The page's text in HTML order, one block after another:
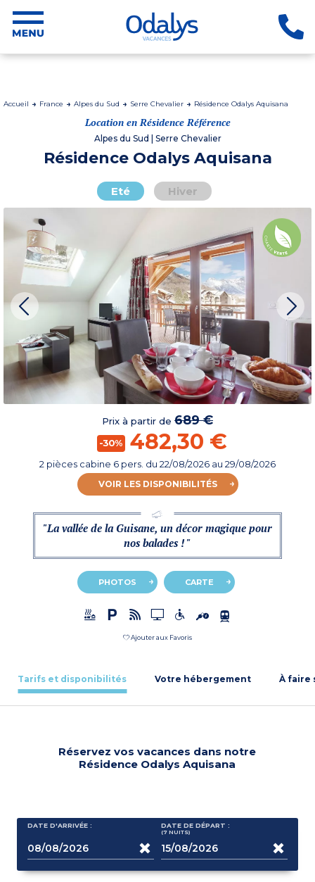
Accueil France Alpes du Sud Serre Chevalier Résidence Odalys Aquisana
Location en Résidence Référence
Alpes du Sud | Serre Chevalier
Résidence Odalys Aquisana
Eté Hiver
Prix à partir de 689 €
-30% 482,30 €
2 pièces cabine 6 pers. du 22/08/2026 au 29/08/2026
VOIR LES DISPONIBILITÉS
"La vallée de la Guisane, un décor magique pour
nos balades ! "
PHOTOS CARTE
Ajouter aux Favoris
Tarifs et disponibilités Votre hébergement À faire
Réservez vos vacances dans notre
Résidence Odalys Aquisana
DATE D'ARRIVÉE : DATE DE DÉPART :
(7 NUITS)